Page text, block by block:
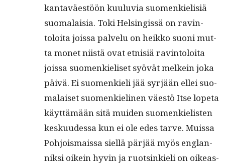
kan­taväestöön kuu­lu­via suomenkielisiä
suo­ma­laisia. Toki Helsingis­sä on rav­in­
toloi­ta jois­sa palvelu on heikko suoni mut­
ta mon­et niistä ovat etnisiä rav­in­toloi­ta
jois­sa suomenkieliset syövät melkein joka
päivä. Ei suomenkieli jää syr­jään ellei suo­
ma­laiset suomenkieli­nen väestö Itse lope­ta
käyt­tämään sitä muiden suomenkielis­ten
kesku­udessa kun ei ole edes tarve. Muis­sa
Pohjo­is­mais­sa siel­lä pär­jää myös englan­
niksi oikein hyvin ja ruotsinkieli on oikeas­